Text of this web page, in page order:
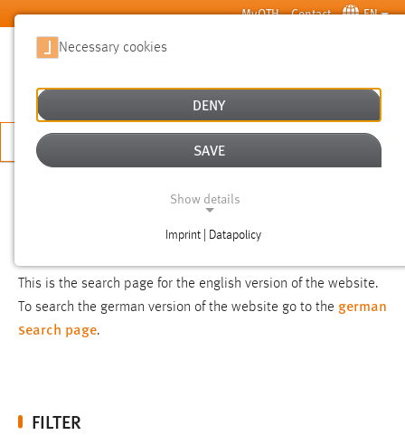
Skip to main content MyOTH Contact EN
APPLY NOW
This is the search page for the english version of the website.
To search the german version of the website go to the german
search page.
FILTER
Necessary cookies
DENY
SAVE
Show details
Imprint | Datapolicy